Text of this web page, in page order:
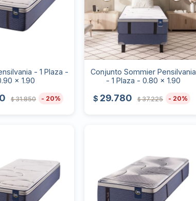
- 1 Plaza -
x 1.90
$ 31.850 20
Conjunto Sommier Pensilvania
- 1 Plaza - 0.80 x 1.90
$ 29.780 $ 37.225 20